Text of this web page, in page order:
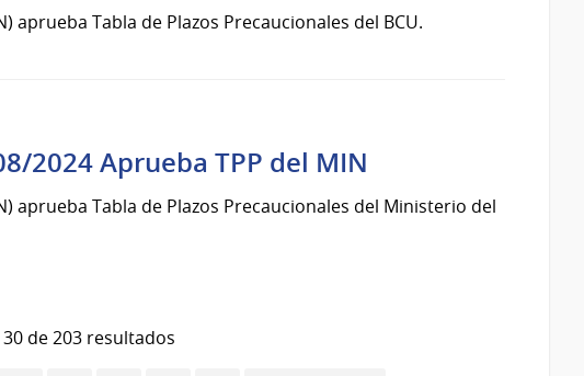
aprueba Tabla de Plazos Precaucionales del BCU.
2024 Aprueba TPP del MIN
aprueba Tabla de Plazos Precaucionales del Ministerio del
de 203 resultados